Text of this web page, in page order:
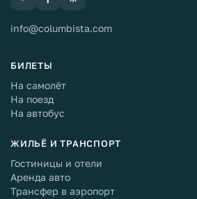
info@columbista.com
БИЛЕТЫ
На самолёт
На поезд
На автобус
ЖИЛЬЁ И ТРАНСПОРТ
Гостиницы и отели
Аренда авто
Трансфер в аэропорт